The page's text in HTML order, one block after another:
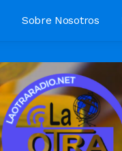
Sobre Nosotros